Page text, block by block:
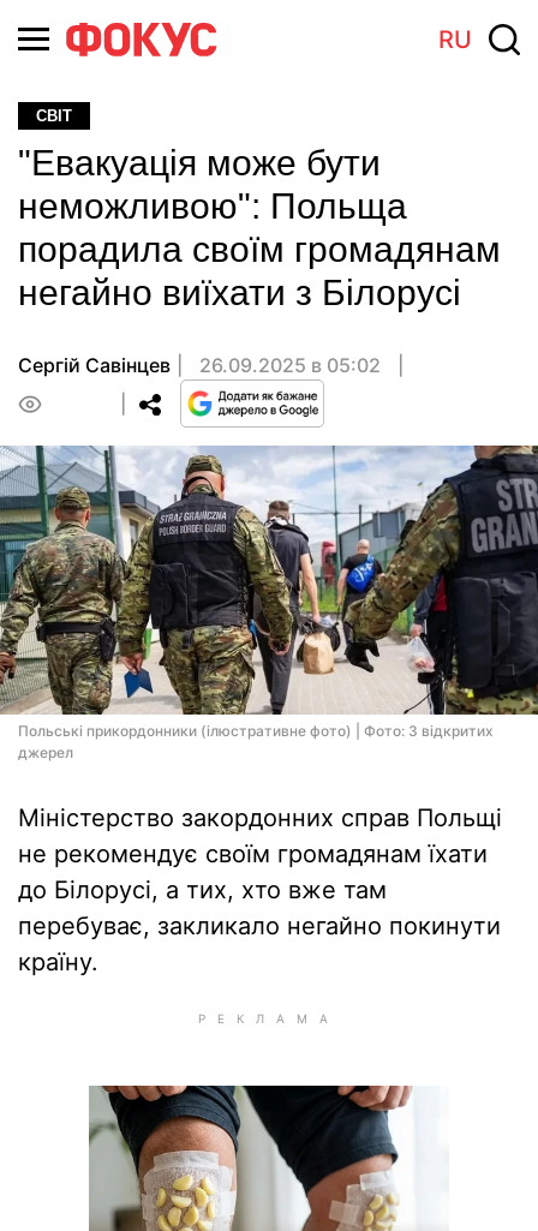
RU
СВІТ
"Евакуація може бути
неможливою": Польща
порадила своїм громадянам
негайно виїхати з Білорусі
Сергій Савінцев
26.09.2025 в 05:02
Польські прикордонники (ілюстративне фото) | Фото: З відкритих
джерел
Міністерство закордонних справ Польщі
не рекомендує своїм громадянам їхати
до Білорусі, а тих, хто вже там
перебуває, закликало негайно покинути
країну.